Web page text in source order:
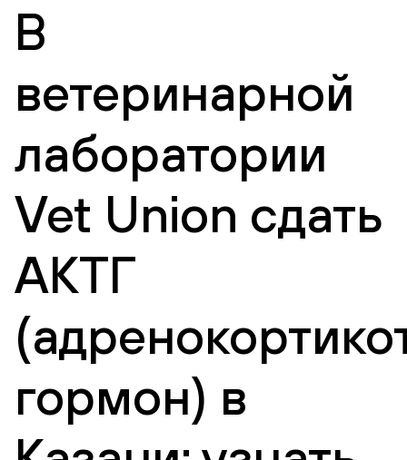
В
ветеринарной
лаборатории
Vet Union сдать
АКТГ
гормон) в